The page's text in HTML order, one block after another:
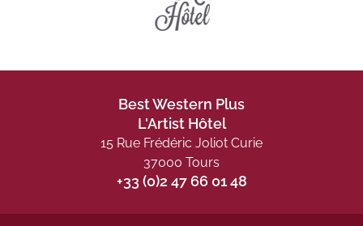
Best Western Plus
L'Artist Hôtel
15 Rue Frédéric Joliot Curie
37000 Tours
+33 (0)2 47 66 01 48